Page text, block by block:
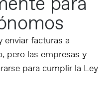
enviar facturas a
pero las empresas y
para cumplir la Ley